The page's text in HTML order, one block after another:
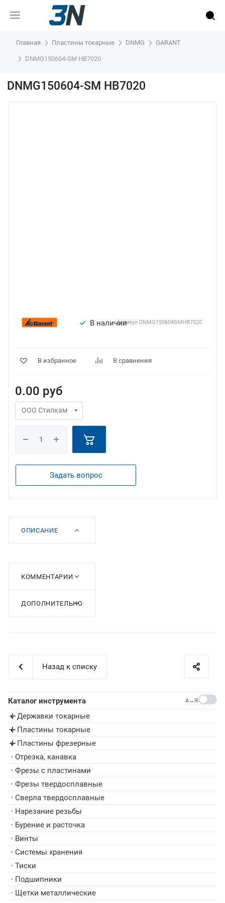
Главная Пластины токарные DNMG GARANT
DNMG150604-SM HB7020
DNMG150604-SM HB7020
В наличииАртикул DNMG150604SMHB7020
В избранное В сравнения
0.00 руб
Задать вопрос
ОПИСАНИЕ
КОММЕНТАРИИ
ДОПОЛНИТЕЛЬНО
Назад к списку
Каталог инструмента A→Я
▸ Державки токарные
▸ Пластины токарные
▸ Пластины фрезерные
• Отрезка, канавка
• Фрезы с пластинами
• Фрезы твердосплавные
• Сверла твердосплавные
• Нарезание резьбы
• Бурение и расточка
• Винты
• Системы хранения
• Тиски
• Подшипники
• Щетки металлические